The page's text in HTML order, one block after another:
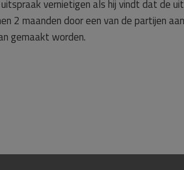
vernietigen als hij vindt dat de
2 maanden door een van de partijen
gemaakt worden.